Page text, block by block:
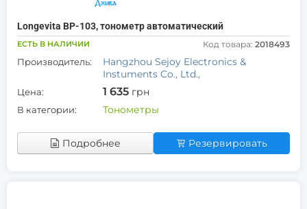
Longevita BP-103, тонометр автоматический
ЕСТЬ В НАЛИЧИИ Код товара: 2018493
Производитель:
Hangzhou Sejoy Electronics &
Instuments Co., Ltd.,
Цена: 1 635 грн
В категории: Тонометры
Подробнее Резервировать